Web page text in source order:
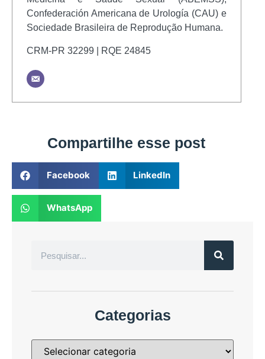
Confederación Americana de Urología (CAU) e
Sociedade Brasileira de Reprodução Humana.
CRM-PR 32299 | RQE 24845
Compartilhe esse post
Facebook LinkedIn
WhatsApp
Categorias